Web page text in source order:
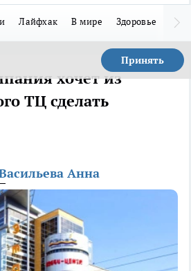
Лайфхак В мире Здоровье
Принять
хочет из
ТЦ сделать
Анна